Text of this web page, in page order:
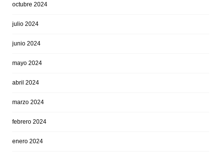
octubre 2024
julio 2024
junio 2024
mayo 2024
abril 2024
marzo 2024
febrero 2024
enero 2024